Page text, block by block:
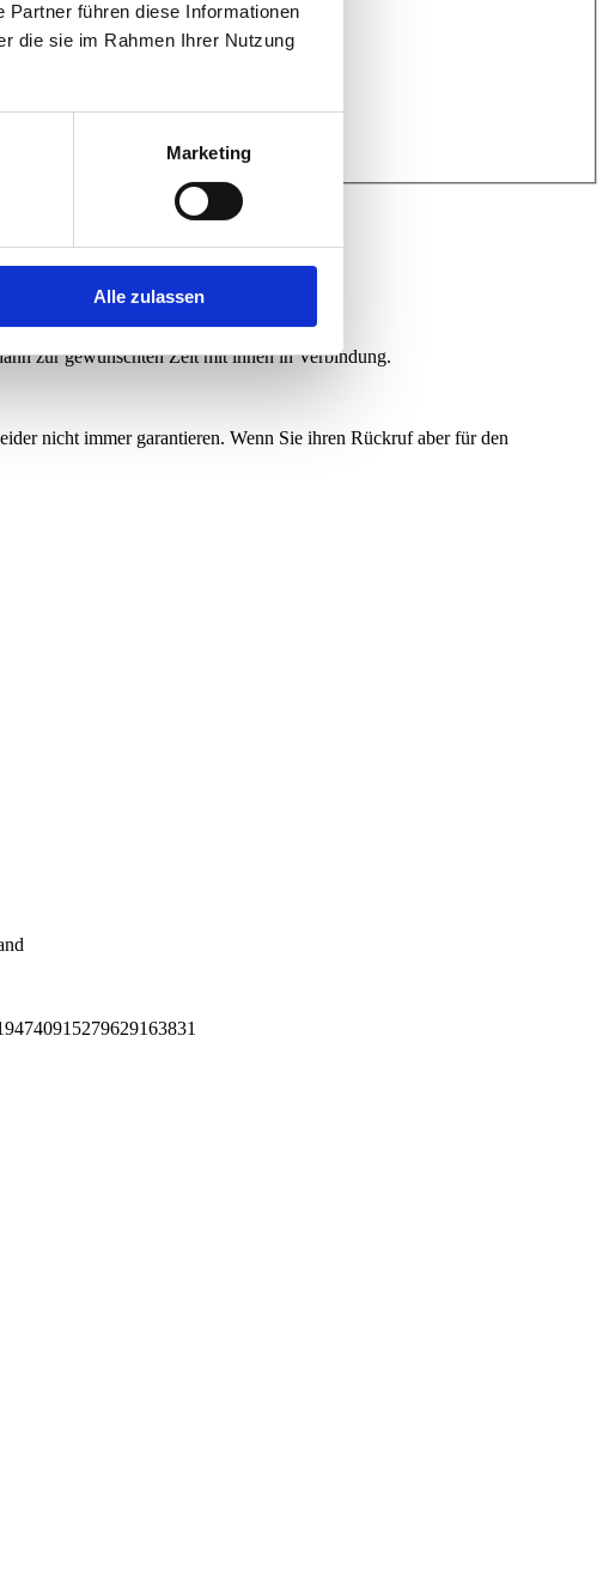
führen diese Informationen
die sie im Rahmen Ihrer Nutzung
Marketing
Alle zulassen
zur gewünschten Zeit mit ihnen in Verbindung.
nicht immer garantieren. Wenn Sie ihren Rückruf aber für den